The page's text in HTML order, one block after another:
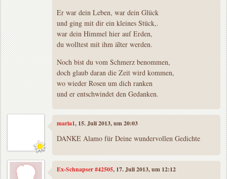
Er war dein Leben, war dein Glück
und ging mit dir ein kleines Stück,.
war dein Himmel hier auf Erden,
du wolltest mit ihm älter werden.
Noch bist du vom Schmerz benommen,
doch glaub daran die Zeit wird kommen,
wo wieder Rosen um dich ranken
und er entschwindet den Gedanken.
maria1, 15. Juli 2013, um 20:03
DANKE Alamo für Deine wundervollen Gedichte
Ex-Schnapser #42505, 17. Juli 2013, um 12:12